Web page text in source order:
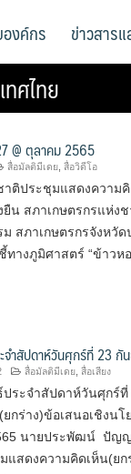
งค์กร ข่าวสาร
ศไทย
@ ตุลาคม 2565
สื่อมัลติมีเดย, สื่อวิดีโอ
ติประชุมแสดงความ
งยืน สภาเกษตรกรแห่
ม สภาเกษตรกรจังห
ทางภูมิศาสตร์ “ข้าวห
จำสัปดาห์วันศุกร์ที่ 23
สื่อมัลติมีเดย, สื่อเสียง
ระจำสัปดาห์วันศุกร์ที่
ยกร่าง)ข้อเสนอเชิง
นายประพัฒน์ ปัญ
สดงความคิดเห็น(ยก